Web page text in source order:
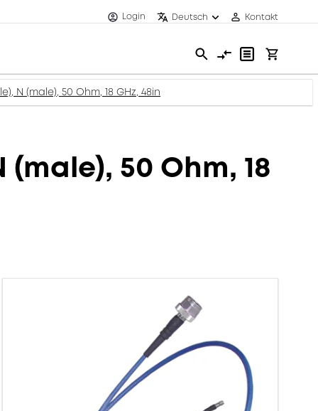
Login Deutsch Kontakt
N (male), 50 Ohm, 18 GHz, 48in
(male), 50 Ohm, 18